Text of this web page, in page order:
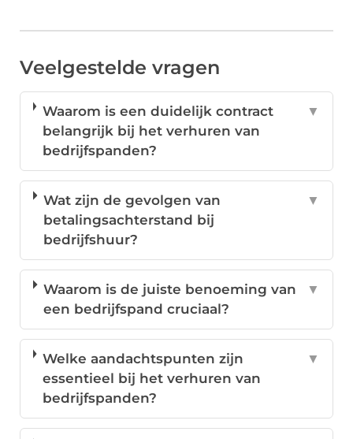
Veelgestelde vragen
Waarom is een duidelijk contract
belangrijk bij het verhuren van
bedrijfspanden?
▼
Wat zijn de gevolgen van
betalingsachterstand bij
bedrijfshuur?
▼
Waarom is de juiste benoeming van
een bedrijfspand cruciaal?
▼
Welke aandachtspunten zijn
essentieel bij het verhuren van
bedrijfspanden?
▼